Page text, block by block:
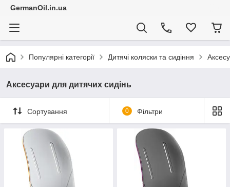
GermanOil.in.ua
Популярні категорії Дитячі коляски та сидіння
Аксесуари для дитячих сидінь
Сортування 0 Фільтри